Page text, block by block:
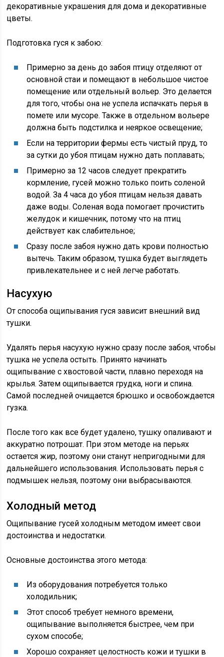
декоративные украшения для дома и декоративные
цветы.
Подготовка гуся к забою:
Примерно за день до забоя птицу отделяют от
основной стаи и помещают в небольшое чистое
помещение или отдельный вольер. Это делается
для того, чтобы она не успела испачкать перья в
помете или мусоре. Также в отдельном вольере
должна быть подстилка и неяркое освещение;
Если на территории фермы есть чистый пруд, то
за сутки до убоя птицам нужно дать поплавать;
Примерно за 12 часов следует прекратить
кормление, гусей можно только поить соленой
водой. За 4 часа до убоя птицам нельзя давать
даже воды. Соленая вода помогает прочистить
желудок и кишечник, потому что на птиц
действует как слабительное;
Сразу после забоя нужно дать крови полностью
вытечь. Таким образом, тушка будет выглядеть
привлекательнее и с ней легче работать.
Насухую
От способа ощипывания гуся зависит внешний вид
тушки.
Удалять перья насухую нужно сразу после забоя, чтобы
тушка не успела остыть. Принято начинать
ощипывание с хвостовой части, плавно переходя на
крылья. Затем ощипывается грудка, ноги и спина.
Самой последней очищается брюшко и освобождается
гузка.
После того как все будет удалено, тушку опаливают и
аккуратно потрошат. При этом методе на перьях
остается жир, поэтому они станут непригодными для
дальнейшего использования. Использовать перья с
подмышек нельзя, поэтому они выбрасываются.
Холодный метод
Ощипывание гусей холодным методом имеет свои
достоинства и недостатки.
Основные достоинства этого метода:
Из оборудования потребуется только
холодильник;
Этот способ требует немного времени,
ощипывание выполняется быстрее, чем при
сухом способе;
Хорошо сохраняет целостность кожи и тушки в